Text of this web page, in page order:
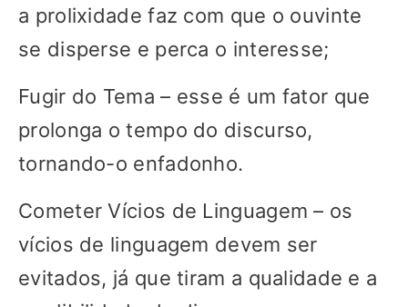
a prolixidade faz com que o ouvinte
se disperse e perca o interesse;
Fugir do Tema – esse é um fator que
prolonga o tempo do discurso,
tornando-o enfadonho.
Cometer Vícios de Linguagem – os
vícios de linguagem devem ser
evitados, já que tiram a qualidade e a